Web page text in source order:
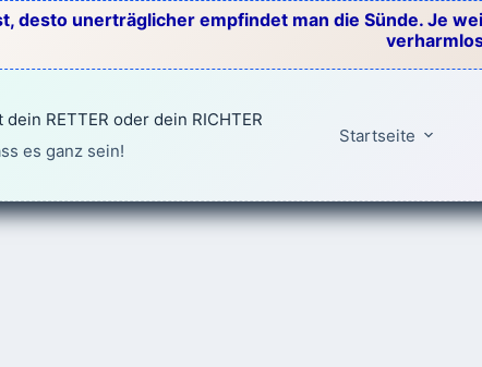
desto unerträglicher empfindet man die Sünde. Je
dein RETTER oder dein RICHTER
es ganz sein!
Startseite